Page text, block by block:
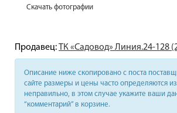
Скачать фотографии
Продавец:ТК «Садовод» Линия.24-128
Описание ниже скопировано с поста
сайте размеры и цены часто определяются
неправильно, в этом случае укажите ваши
“комментарий” в корзине.